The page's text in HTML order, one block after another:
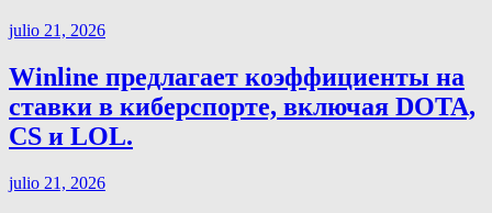
julio 21, 2026
Winline предлагает коэффициенты на
ставки в киберспорте, включая DOTA,
CS и LOL.
julio 21, 2026